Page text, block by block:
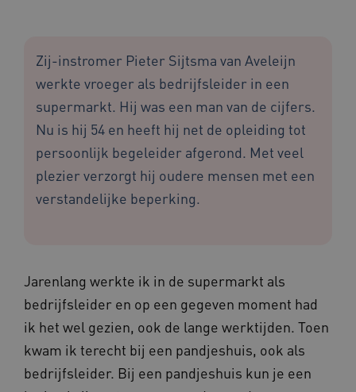
Zij-instromer Pieter Sijtsma van Aveleijn
werkte vroeger als bedrijfsleider in een
supermarkt. Hij was een man van de cijfers.
Nu is hij 54 en heeft hij net de opleiding tot
persoonlijk begeleider afgerond. Met veel
plezier verzorgt hij oudere mensen met een
verstandelijke beperking.
Jarenlang werkte ik in de supermarkt als
bedrijfsleider en op een gegeven moment had
ik het wel gezien, ook de lange werktijden. Toen
kwam ik terecht bij een pandjeshuis, ook als
bedrijfsleider. Bij een pandjeshuis kun je een